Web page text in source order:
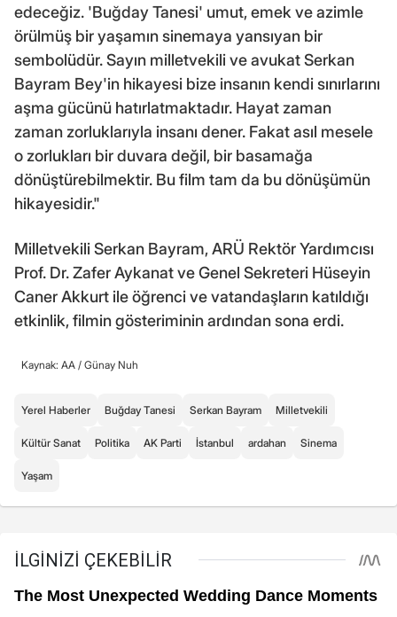
edeceğiz. 'Buğday Tanesi' umut, emek ve azimle
örülmüş bir yaşamın sinemaya yansıyan bir
sembolüdür. Sayın milletvekili ve avukat Serkan
Bayram Bey'in hikayesi bize insanın kendi sınırlarını
aşma gücünü hatırlatmaktadır. Hayat zaman
zaman zorluklarıyla insanı dener. Fakat asıl mesele
o zorlukları bir duvara değil, bir basamağa
dönüştürebilmektir. Bu film tam da bu dönüşümün
hikayesidir."
Milletvekili Serkan Bayram, ARÜ Rektör Yardımcısı
Prof. Dr. Zafer Aykanat ve Genel Sekreteri Hüseyin
Caner Akkurt ile öğrenci ve vatandaşların katıldığı
etkinlik, filmin gösteriminin ardından sona erdi.
Kaynak: AA / Günay Nuh
Yerel Haberler Buğday Tanesi Serkan Bayram Milletvekili
Kültür Sanat Politika AK Parti İstanbul ardahan Sinema
Yaşam